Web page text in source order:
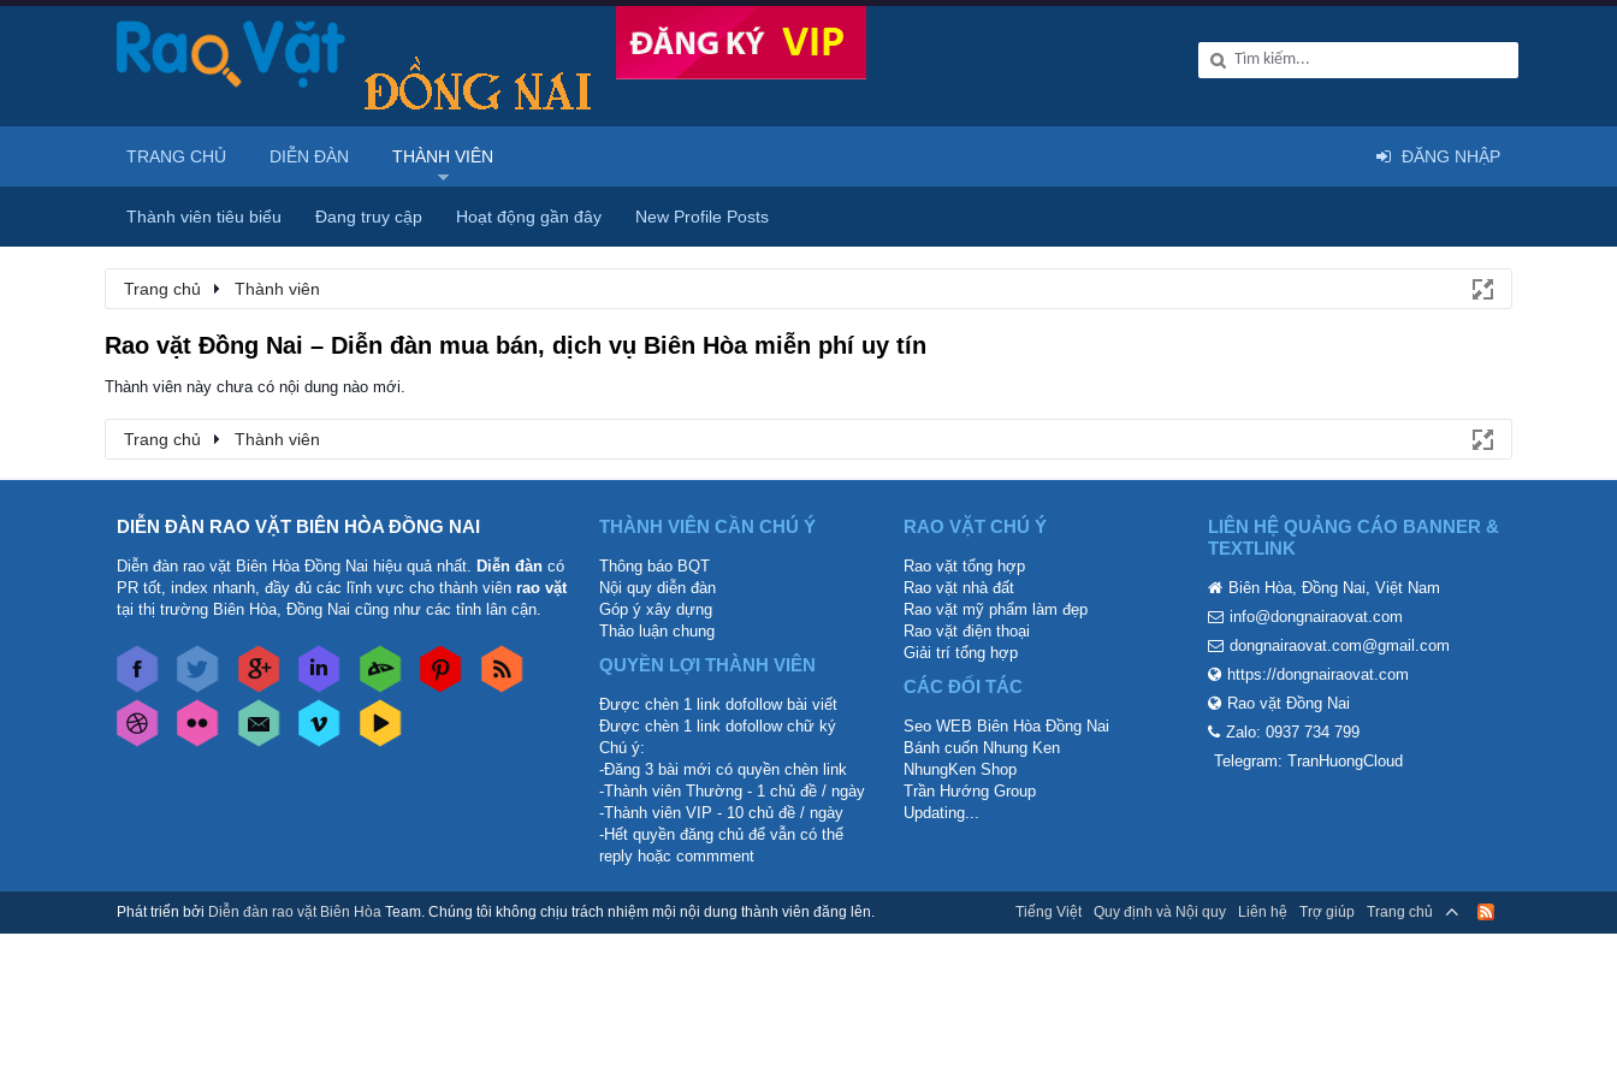
Trang chủ Thành viên
Rao vặt Đồng Nai – Diễn đàn mua bán, dịch vụ Biên Hòa miễn phí uy tín
Thành viên này chưa có nội dung nào mới.
Trang chủ Thành viên
TRANG CHỦ DIỄN ĐÀN THÀNH VIÊN
Thành viên tiêu biểu Đang truy cập Hoạt động gần đây New Profile Posts
ĐĂNG NHẬP
DIỄN ĐÀN RAO VẶT BIÊN HÒA ĐỒNG NAI
Diễn đàn rao vặt Biên Hòa Đồng Nai hiệu quả nhất. Diễn đàn có
PR tốt, index nhanh, đầy đủ các lĩnh vực cho thành viên rao vặt
tại thị trường Biên Hòa, Đồng Nai cũng như các tỉnh lân cận.
THÀNH VIÊN CẦN CHÚ Ý
Thông báo BQT
Nội quy diễn đàn
Góp ý xây dựng
Thảo luận chung
QUYỀN LỢI THÀNH VIÊN
Được chèn 1 link dofollow bài viết
Được chèn 1 link dofollow chữ ký
Chú ý:
-Đăng 3 bài mới có quyền chèn link
-Thành viên Thường - 1 chủ đề / ngày
-Thành viên VIP - 10 chủ đề / ngày
-Hết quyền đăng chủ để vẫn có thể
reply hoặc commment
RAO VẶT CHÚ Ý
Rao vặt tổng hợp
Rao vặt nhà đất
Rao vặt mỹ phẩm làm đẹp
Rao vặt điện thoại
Giải trí tổng hợp
CÁC ĐỐI TÁC
Seo WEB Biên Hòa Đồng Nai
Bánh cuốn Nhung Ken
NhungKen Shop
Trần Hướng Group
Updating...
LIÊN HỆ QUẢNG CÁO BANNER &
TEXTLINK
Biên Hòa, Đồng Nai, Việt Nam
info@dongnairaovat.com
dongnairaovat.com@gmail.com
https://dongnairaovat.com
Rao vặt Đồng Nai
Zalo: 0937 734 799
Telegram: TranHuongCloud
Phát triển bởi Diễn đàn rao vặt Biên Hòa Team. Chúng tôi không chịu trách nhiệm mội nội dung thành viên đăng lên. Tiếng Việt Quy định và Nội quy Liên hệ Trợ giúp Trang chủ